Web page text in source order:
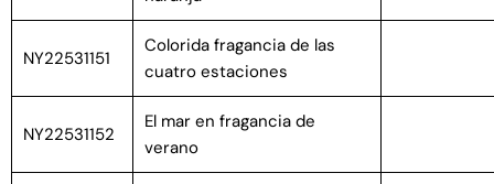
NY22531151
Colorida fragancia de las
cuatro estaciones
NY22531152
El mar en fragancia de
verano